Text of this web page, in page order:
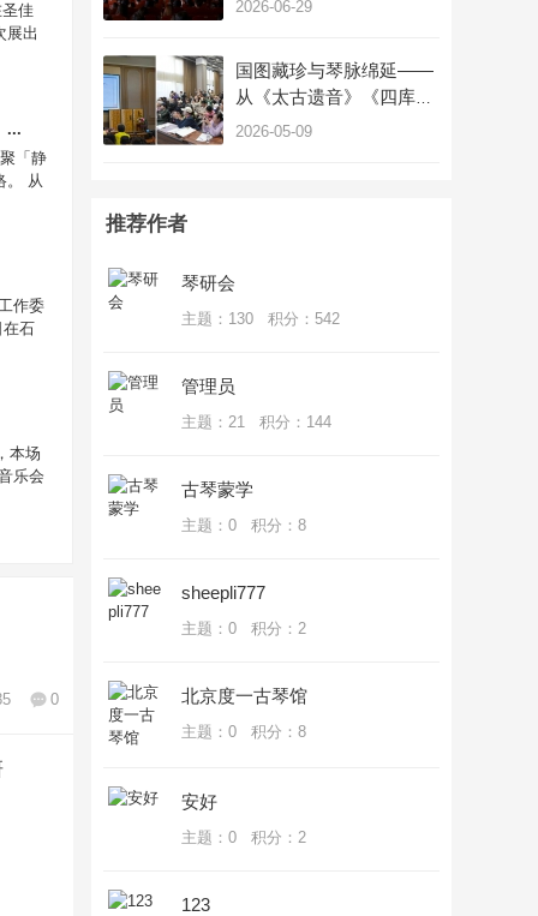
佳
展出
...
「静
。 从
作委
在石
本场
乐会
0
2022-05-15 17:32
古琴蒙学 琴课
2022-06-24 17:56
2026-06-29
国图藏珍与琴脉绵延——
从《太古遗音》《四库全
书・琴史》到铁琴铜剑楼
2026-05-09
推荐作者
琴研会
主题：130 积分：542
管理员
主题：21 积分：144
古琴蒙学
主题：0 积分：8
sheepli777
主题：0 积分：2
北京度一古琴馆
主题：0 积分：8
安好
主题：0 积分：2
123